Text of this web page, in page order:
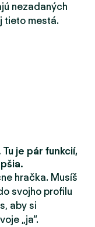
nezadaných
tieto mestá.
je pár funkcií,
hračka. Musíš
svojho profilu
aby si
„ja“.